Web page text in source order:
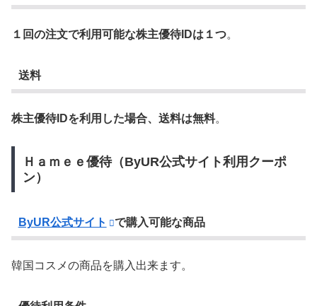
１回の注文で利用可能な株主優待IDは１つ。
送料
株主優待IDを利用した場合、送料は無料。
Ｈａｍｅｅ優待（ByUR公式サイト利用クーポ
ン）
ByUR公式サイト で購入可能な商品
韓国コスメの商品を購入出来ます。